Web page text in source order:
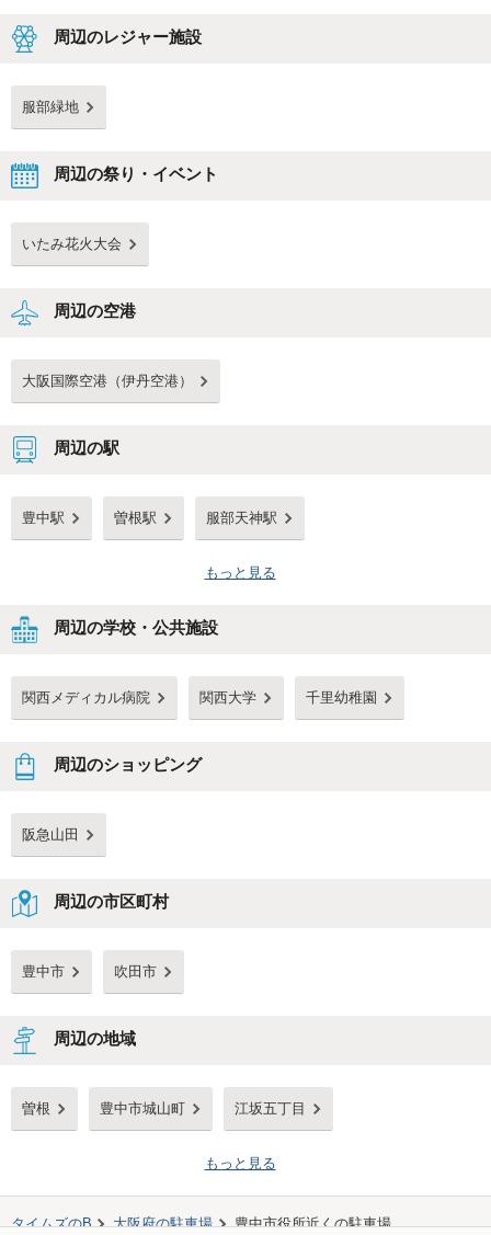
周辺のレジャー施設
服部緑地
周辺の祭り・イベント
いたみ花火大会
周辺の空港
大阪国際空港（伊丹空港）
周辺の駅
豊中駅 曽根駅 服部天神駅
もっと見る
周辺の学校・公共施設
関西メディカル病院 関西大学 千里幼稚園
周辺のショッピング
阪急山田
周辺の市区町村
豊中市 吹田市
周辺の地域
曽根 豊中市城山町 江坂五丁目
もっと見る
タイムズのB 大阪府の駐車場 豊中市役所近くの駐車場